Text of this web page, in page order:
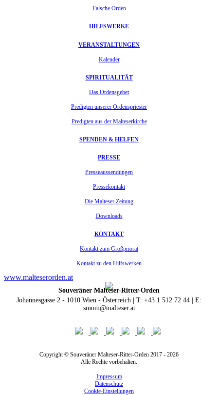
Falsche Orden
HILFSWERKE
VERANSTALTUNGEN
Kalender
SPIRITUALITÄT
Das Ordensgebet
Predigten unserer Ordenspriester
Predigten aus der Malteserkirche
SPENDEN & HELFEN
PRESSE
Presseaussendungen
Pressekontakt
Die Malteser Zeitung
Downloads
KONTAKT
Kontakt zum Großpriorat
Kontakt zu den Hilfswerken
www.malteserorden.at
Souveräner Malteser-Ritter-Orden
Johannesgasse 2 - 1010 Wien - Österreich | T: +43 1 512 72 44 | E:
smom@malteser.at
Copyright © Souveräner Malteser-Ritter-Orden 2017 - 2026
Alle Rechte vorbehalten.
Impressum
Datenschutz
Cookie-Einstellungen